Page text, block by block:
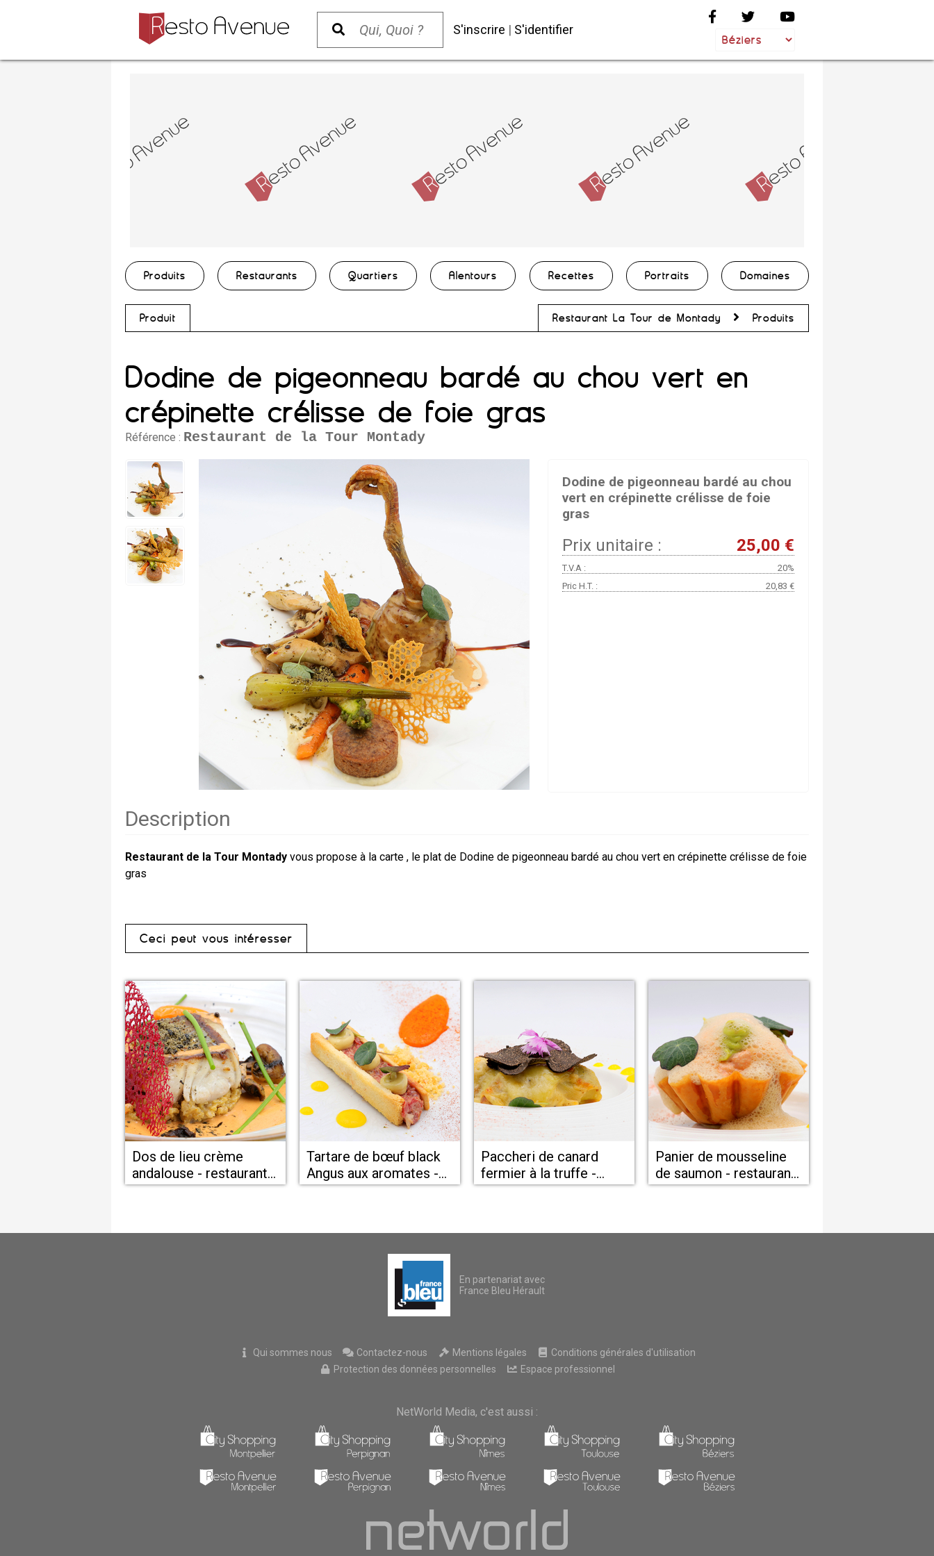
S'inscrire | S'identifier
Produits Restaurants Quartiers Alentours Recettes Portraits Domaines
Produit Restaurant La Tour de Montady Produits
Dodine de pigeonneau bardé au chou vert en
crépinette crélisse de foie gras
Référence : Restaurant de la Tour Montady
Dodine de pigeonneau bardé au chou
vert en crépinette crélisse de foie
gras
Prix unitaire : 25,00 €
T.V.A :
20%
Pric H.T. :
20,83 €
Description
Restaurant de la Tour Montady vous propose à la carte , le plat de Dodine de pigeonneau bardé au chou vert en crépinette crélisse de foie
gras
Ceci peut vous intéresser
Dos de lieu crème
andalouse - restaurant
de poissons La Tour de
Tartare de bœuf black
Angus aux aromates -
restaurant à proximité
Paccheri de canard
fermier à la truffe -
Restaurant de la Tour
Panier de mousseline
de saumon - restaurant
proche de Béziers
En partenariat avec
France Bleu Hérault
Qui sommes nous Contactez-nous Mentions légales
Conditions générales d'utilisation
Protection des données personnelles
Espace professionnel
NetWorld Media, c'est aussi :